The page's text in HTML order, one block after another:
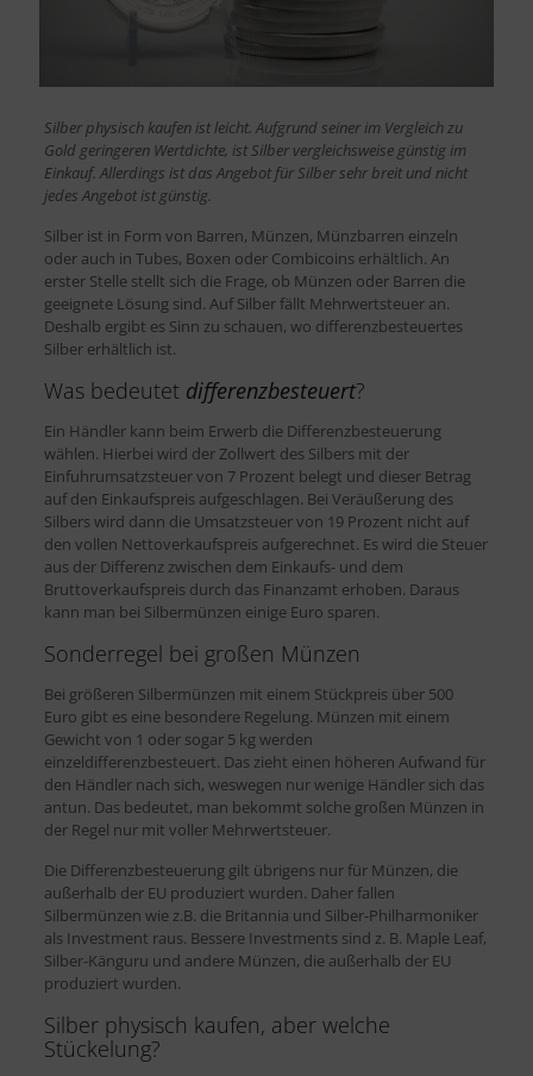
Silber physisch kaufen ist leicht. Aufgrund seiner im Vergleich zu
Gold geringeren Wertdichte, ist Silber vergleichsweise günstig im
Einkauf. Allerdings ist das Angebot für Silber sehr breit und nicht
jedes Angebot ist günstig.
Silber ist in Form von Barren, Münzen, Münzbarren einzeln
oder auch in Tubes, Boxen oder Combicoins erhältlich. An
erster Stelle stellt sich die Frage, ob Münzen oder Barren die
geeignete Lösung sind. Auf Silber fällt Mehrwertsteuer an.
Deshalb ergibt es Sinn zu schauen, wo differenzbesteuertes
Silber erhältlich ist.
Was bedeutet differenzbesteuert?
Ein Händler kann beim Erwerb die Differenzbesteuerung
wählen. Hierbei wird der Zollwert des Silbers mit der
Einfuhrumsatzsteuer von 7 Prozent belegt und dieser Betrag
auf den Einkaufspreis aufgeschlagen. Bei Veräußerung des
Silbers wird dann die Umsatzsteuer von 19 Prozent nicht auf
den vollen Nettoverkaufspreis aufgerechnet. Es wird die Steuer
aus der Differenz zwischen dem Einkaufs- und dem
Bruttoverkaufspreis durch das Finanzamt erhoben. Daraus
kann man bei Silbermünzen einige Euro sparen.
Sonderregel bei großen Münzen
Bei größeren Silbermünzen mit einem Stückpreis über 500
Euro gibt es eine besondere Regelung. Münzen mit einem
Gewicht von 1 oder sogar 5 kg werden
einzeldifferenzbesteuert. Das zieht einen höheren Aufwand für
den Händler nach sich, weswegen nur wenige Händler sich das
antun. Das bedeutet, man bekommt solche großen Münzen in
der Regel nur mit voller Mehrwertsteuer.
Die Differenzbesteuerung gilt übrigens nur für Münzen, die
außerhalb der EU produziert wurden. Daher fallen
Silbermünzen wie z.B. die Britannia und Silber-Philharmoniker
als Investment raus. Bessere Investments sind z. B. Maple Leaf,
Silber-Känguru und andere Münzen, die außerhalb der EU
produziert wurden.
Silber physisch kaufen, aber welche
Stückelung?